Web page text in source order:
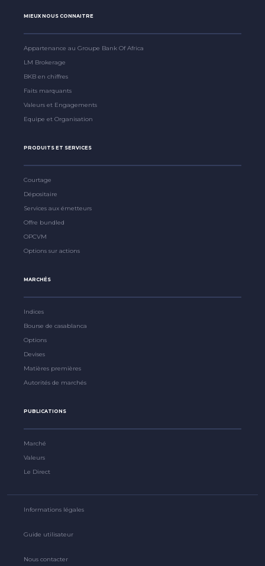
MIEUX NOUS CONNAITRE
Appartenance au Groupe Bank Of Africa
LM Brokerage
BKB en chiffres
Faits marquants
Valeurs et Engagements
Equipe et Organisation
PRODUITS ET SERVICES
Courtage
Dépositaire
Services aux émetteurs
Offre bundled
OPCVM
Options sur actions
MARCHÉS
Indices
Bourse de casablanca
Options
Devises
Matières premières
Autorités de marchés
PUBLICATIONS
Marché
Valeurs
Le Direct
Informations légales
Guide utilisateur
Nous contacter